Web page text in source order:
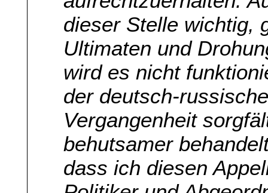
dieser Stelle wichtig,
Ultimaten und
wird es nicht
der deutsch-
Vergangenheit
behutsamer
dass ich diesen